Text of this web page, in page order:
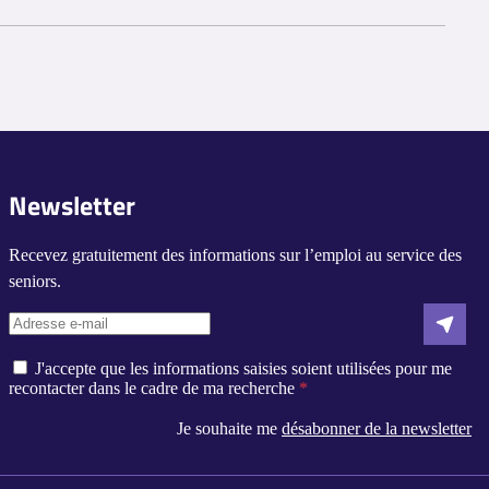
Newsletter
Recevez gratuitement des informations sur l’emploi au service des
seniors.
J'accepte que les informations saisies soient utilisées pour me
recontacter dans le cadre de ma recherche
Je souhaite medésabonner de la newsletter